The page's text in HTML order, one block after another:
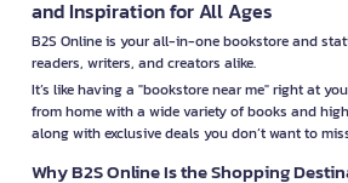
and Inspiration for All Ages
B2S Online is your all-in-one bookstore and
readers, writers, and creators alike.
It’s like having a "bookstore near me" right at
from home with a wide variety of books and
along with exclusive deals you don’t want to
Why B2S Online Is the Shopping